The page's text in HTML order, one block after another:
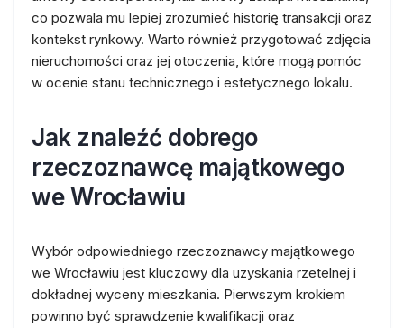
co pozwala mu lepiej zrozumieć historię transakcji oraz
kontekst rynkowy. Warto również przygotować zdjęcia
nieruchomości oraz jej otoczenia, które mogą pomóc
w ocenie stanu technicznego i estetycznego lokalu.
Jak znaleźć dobrego
rzeczoznawcę majątkowego
we Wrocławiu
Wybór odpowiedniego rzeczoznawcy majątkowego
we Wrocławiu jest kluczowy dla uzyskania rzetelnej i
dokładnej wyceny mieszkania. Pierwszym krokiem
powinno być sprawdzenie kwalifikacji oraz